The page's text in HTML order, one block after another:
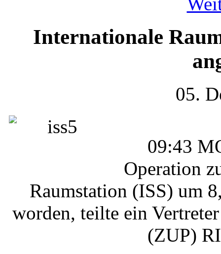
Internationale
05.
09:43
Operation
Raumstation (ISS) um
worden, teilte ein
(ZUP)